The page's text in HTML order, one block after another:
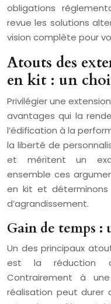
obligations
revue les solutions
vision complète pour
Atouts des
en kit : un
Privilégier une
avantages qui la
l’édification à la
la liberté de
et méritent un
ensemble ces
en kit et
d’agrandissement.
Gain de temps :
Un des principaux
est la réduction
Contrairement à
réalisation peut durer